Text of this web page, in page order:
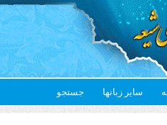
سایر زبانها جستجو